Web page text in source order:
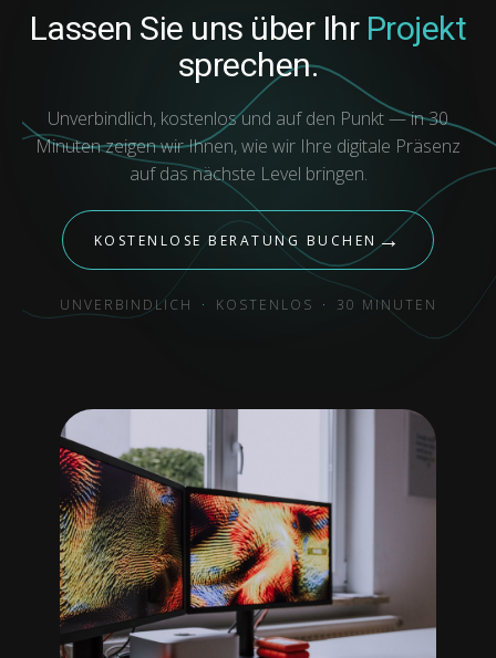
Lassen Sie uns über Ihr Projekt
sprechen.
Unverbindlich, kostenlos und auf den Punkt — in 30
Minuten zeigen wir Ihnen, wie wir Ihre digitale Präsenz
auf das nächste Level bringen.
KOSTENLOSE BERATUNG BUCHEN →
UNVERBINDLICH · KOSTENLOS · 30 MINUTEN